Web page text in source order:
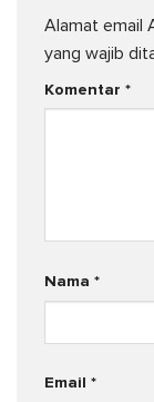
Alamat email
yang wajib
Komentar *
Nama *
Email *